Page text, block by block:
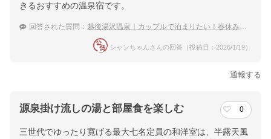
きるおすすめの温泉宿です。
回答された質問： 越後湯沢温泉｜カップルで泊まりたい！春休みにおすすめの宿は？
シャンちゃんさんの回答（投稿日：2026/1/19）
通報する
源泉掛け流しの湯と部屋食を楽しむ 0
三世代でゆったり寛げる最大七名定員の和洋室は、半露天風